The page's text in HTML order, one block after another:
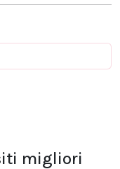
migliori